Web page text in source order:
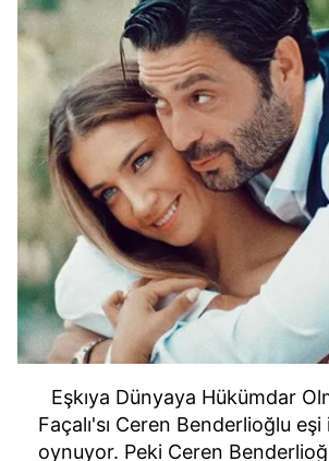
Eşkıya Dünyaya Hükümdar
Façalı'sı Ceren Benderlioğlu eşi
oynuyor. Peki Ceren